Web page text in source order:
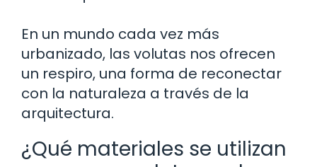
En un mundo cada vez más
urbanizado, las volutas nos ofrecen
un respiro, una forma de reconectar
con la naturaleza a través de la
arquitectura.
¿Qué materiales se utilizan